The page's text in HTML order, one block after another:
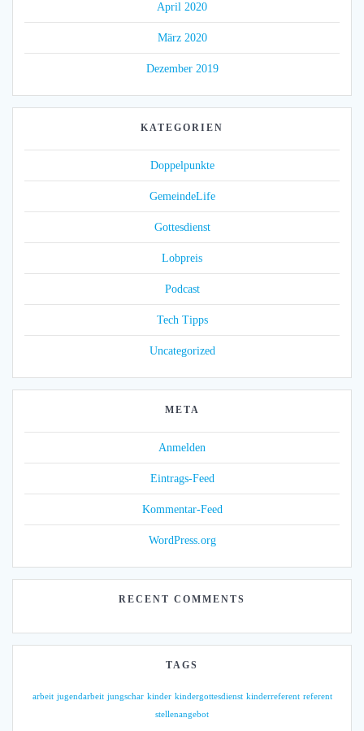
April 2020
März 2020
Dezember 2019
KATEGORIEN
Doppelpunkte
GemeindeLife
Gottesdienst
Lobpreis
Podcast
Tech Tipps
Uncategorized
META
Anmelden
Eintrags-Feed
Kommentar-Feed
WordPress.org
RECENT COMMENTS
TAGS
arbeit jugendarbeit jungschar kinder kindergottesdienst kinderreferent referent
stellenangebot